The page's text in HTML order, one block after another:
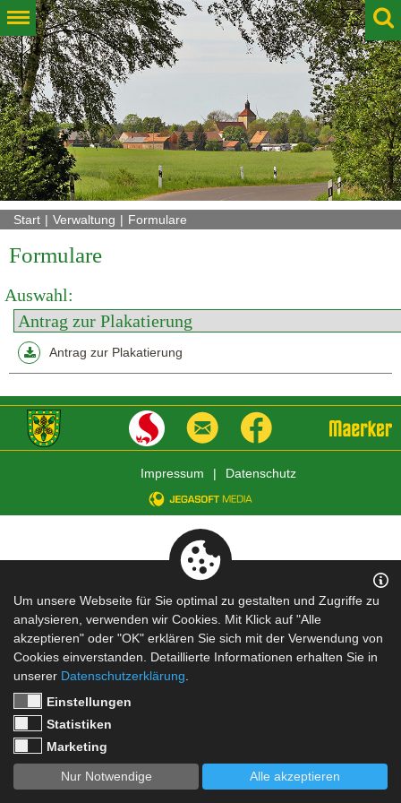
Start Verwaltung Formulare
Formulare
Auswahl:
Antrag zur Plakatierung
Impressum | Datenschutz
Um unsere Webseite für Sie optimal zu gestalten und Zugriffe zu
analysieren, verwenden wir Cookies. Mit Klick auf "Alle
akzeptieren" oder "OK" erklären Sie sich mit der Verwendung von
Cookies einverstanden. Detaillierte Informationen erhalten Sie in
unserer Datenschutzerklärung
Einstellungen
Statistiken
Marketing
Nur Notwendige Alle akzeptieren